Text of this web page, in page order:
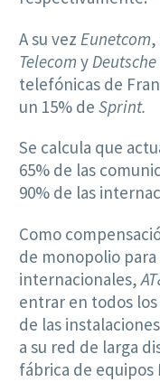
A su vez Eunetcom,
Telecom y
telefónicas de
un 15% de Sprint.
Se calcula que
65% de las
90% de las
Como
de monopolio
internacionales,
entrar en todos
de las
a su red de larga
fábrica de equipos